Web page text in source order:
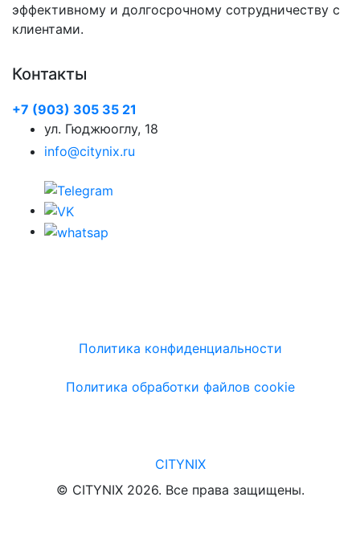
эффективному и долгосрочному сотрудничеству с
клиентами.
Контакты
+7 (903) 305 35 21
ул. Гюджюоглу, 18
info@citynix.ru
Политика конфиденциальности
Политика обработки файлов cookie
CITYNIX
© CITYNIX 2026. Все права защищены.